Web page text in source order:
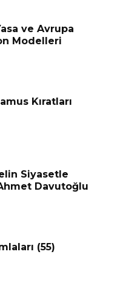
ve Avrupa
Modelleri
Kıratları
Siyasetle
Davutoğlu
(55)